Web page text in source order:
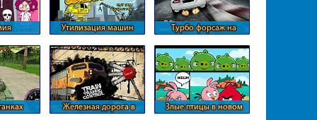
Утилизация машин
Турбо форсаж на
Железная дорога в
Злые птицы в новом